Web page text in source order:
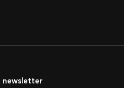
newsletter